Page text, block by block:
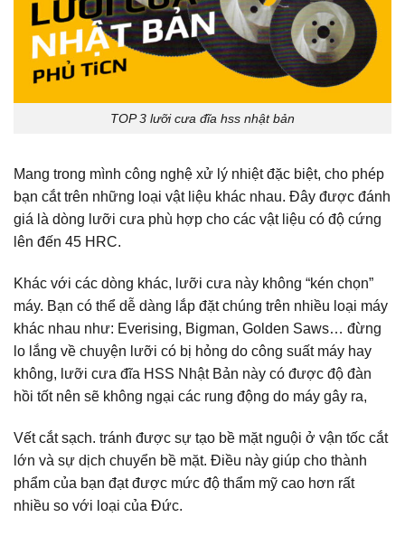
TOP 3 lưỡi cưa đĩa hss nhật bản
Mang trong mình công nghệ xử lý nhiệt đặc biệt, cho phép
bạn cắt trên những loại vật liệu khác nhau. Đây được đánh
giá là dòng lưỡi cưa phù hợp cho các vật liệu có độ cứng
lên đến 45 HRC.
Khác với các dòng khác, lưỡi cưa này không “kén chọn”
máy. Bạn có thể dễ dàng lắp đặt chúng trên nhiều loại máy
khác nhau như: Everising, Bigman, Golden Saws… đừng
lo lắng về chuyện lưỡi có bị hỏng do công suất máy hay
không, lưỡi cưa đĩa HSS Nhật Bản này có được độ đàn
hồi tốt nên sẽ không ngại các rung động do máy gây ra,
Vết cắt sạch. tránh được sự tạo bề mặt nguội ở vận tốc cắt
lớn và sự dịch chuyển bề mặt. Điều này giúp cho thành
phẩm của bạn đạt được mức độ thẩm mỹ cao hơn rất
nhiều so với loại của Đức.